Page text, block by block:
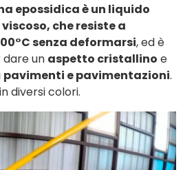
epossidica è un liquido
che resiste a
senza deformarsi, ed è
un aspetto cristallino e
pavimenti e pavimentazioni.
diversi colori.